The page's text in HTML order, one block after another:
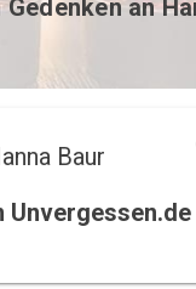
an
Baur